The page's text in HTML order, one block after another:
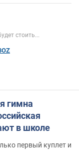
стоить...
гимна
в школе
первый куплет и